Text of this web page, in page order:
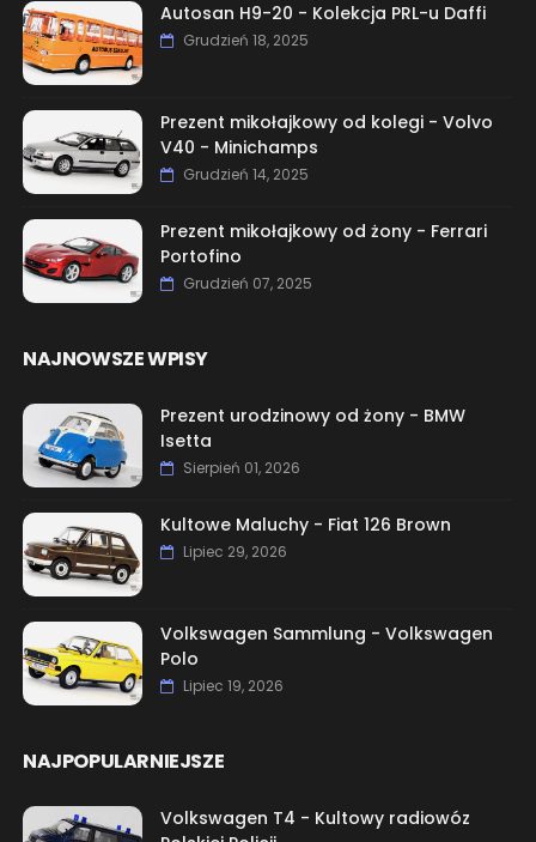
Autosan H9-20 - Kolekcja PRL-u Daffi
Grudzień 18, 2025
Prezent mikołajkowy od kolegi - Volvo
V40 - Minichamps
Grudzień 14, 2025
Prezent mikołajkowy od żony - Ferrari
Portofino
Grudzień 07, 2025
NAJNOWSZE WPISY
Prezent urodzinowy od żony - BMW
Isetta
Sierpień 01, 2026
Kultowe Maluchy - Fiat 126 Brown
Lipiec 29, 2026
Volkswagen Sammlung - Volkswagen
Polo
Lipiec 19, 2026
NAJPOPULARNIEJSZE
Volkswagen T4 - Kultowy radiowóz